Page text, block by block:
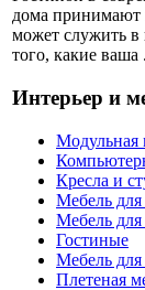
дома принимают
может служить в
того, какие ваша
Интерьер и
Модульная
Кресла и
Мебель для
Мебель
Гостиные
Мебель
Плетеная